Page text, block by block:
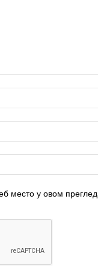
место у овом